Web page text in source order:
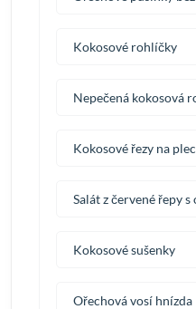
Kokosové rohlíčky
Nepečená kokosová
Kokosové řezy na
Salát z červené řepy s
Kokosové sušenky
Ořechová vosí hnízda